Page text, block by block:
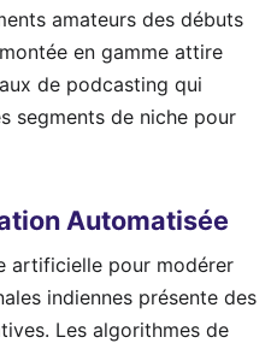
amateurs des débuts
en gamme attire
de podcasting qui
segments de niche pour
Automatisée
artificielle pour modérer
indiennes présente des
Les algorithmes de